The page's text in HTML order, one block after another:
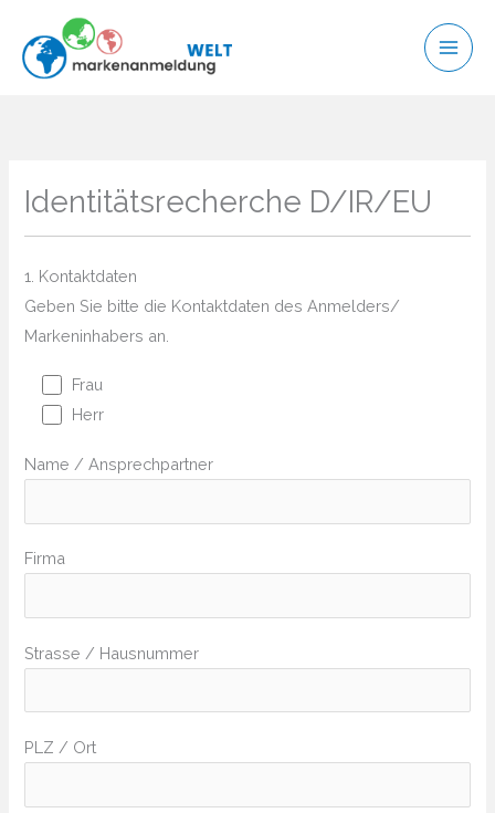
Inhalt
springen
Identitätsrecherche D/IR/EU
1. Kontaktdaten
Geben Sie bitte die Kontaktdaten des Anmelders/
Markeninhabers an.
Frau
Herr
Name / Ansprechpartner
Firma
Strasse / Hausnummer
PLZ / Ort